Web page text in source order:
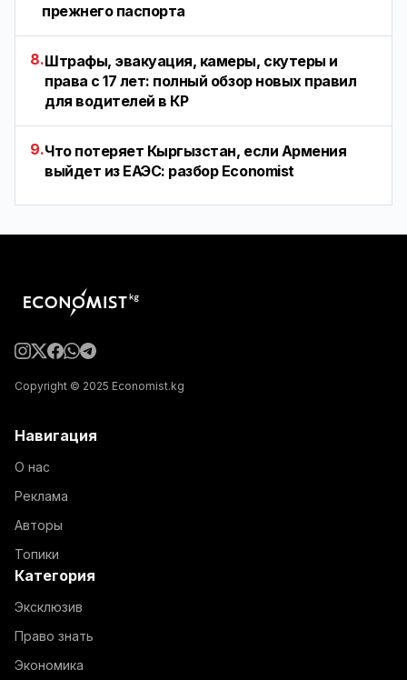
прежнего паспорта
8.Штрафы, эвакуация, камеры, скутеры и
права с 17 лет: полный обзор новых правил
для водителей в КР
9.Что потеряет Кыргызстан, если Армения
выйдет из ЕАЭС: разбор Economist
Copyright © 2025 Economist.kg
Навигация
О нас
Реклама
Авторы
Топики
Категория
Эксклюзив
Право знать
Экономика